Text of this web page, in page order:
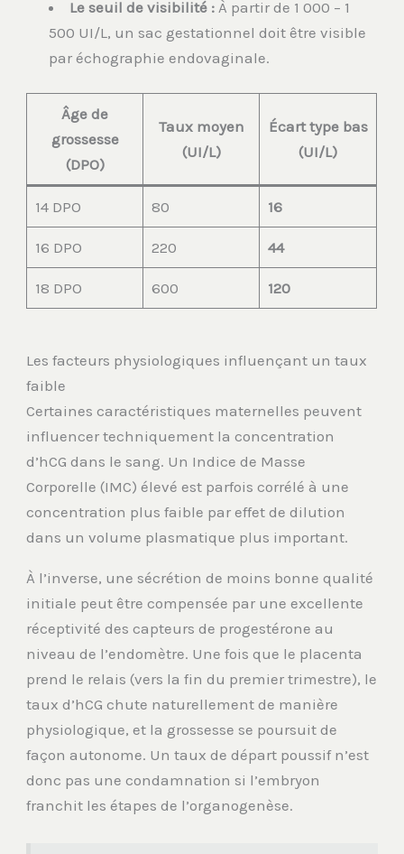
Le seuil de visibilité : À partir de 1 000 – 1
500 UI/L, un sac gestationnel doit être visible
par échographie endovaginale.
Âge de
grossesse
(DPO)
Taux moyen
(UI/L)
Écart type bas
(UI/L)
14 DPO 80 16
16 DPO 220 44
18 DPO 600 120
Les facteurs physiologiques influençant un taux
faible
Certaines caractéristiques maternelles peuvent
influencer techniquement la concentration
d’hCG dans le sang. Un Indice de Masse
Corporelle (IMC) élevé est parfois corrélé à une
concentration plus faible par effet de dilution
dans un volume plasmatique plus important.
À l’inverse, une sécrétion de moins bonne qualité
initiale peut être compensée par une excellente
réceptivité des capteurs de progestérone au
niveau de l’endomètre. Une fois que le placenta
prend le relais (vers la fin du premier trimestre), le
taux d’hCG chute naturellement de manière
physiologique, et la grossesse se poursuit de
façon autonome. Un taux de départ poussif n’est
donc pas une condamnation si l’embryon
franchit les étapes de l’organogenèse.